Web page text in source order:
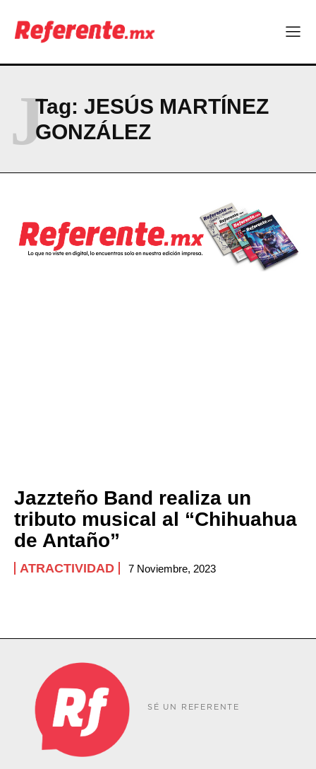
ABOUT
NEWSLETTER
Tag: JESÚS MARTÍNEZ
GONZÁLEZ
J
Jazzteño Band realiza un
tributo musical al “Chihuahua
de Antaño”
ATRACTIVIDAD 7 Noviembre, 2023
SÉ UN REFERENTE